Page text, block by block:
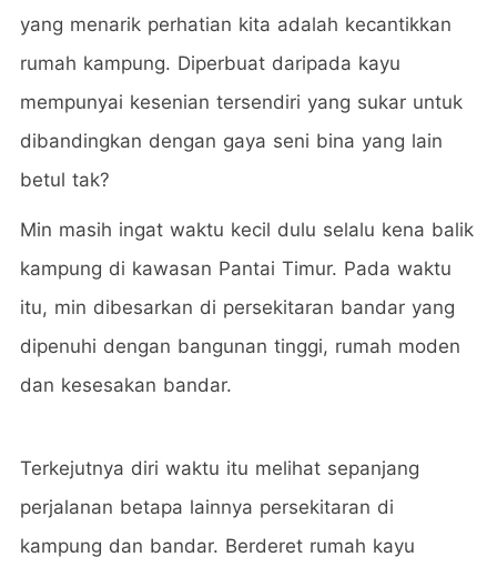
yang menarik perhatian kita adalah kecantikkan
rumah kampung. Diperbuat daripada kayu
mempunyai kesenian tersendiri yang sukar untuk
dibandingkan dengan gaya seni bina yang lain
betul tak?
Min masih ingat waktu kecil dulu selalu kena balik
kampung di kawasan Pantai Timur. Pada waktu
itu, min dibesarkan di persekitaran bandar yang
dipenuhi dengan bangunan tinggi, rumah moden
dan kesesakan bandar.
Terkejutnya diri waktu itu melihat sepanjang
perjalanan betapa lainnya persekitaran di
kampung dan bandar. Berderet rumah kayu